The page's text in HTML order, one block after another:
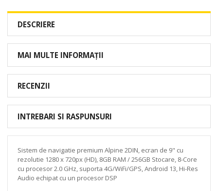
DESCRIERE
MAI MULTE INFORMAȚII
RECENZII
INTREBARI SI RASPUNSURI
Sistem de navigatie premium Alpine 2DIN, ecran de 9" cu
rezolutie 1280 x 720px (HD), 8GB RAM / 256GB Stocare, 8-Core
cu procesor 2.0 GHz, suporta 4G/WiFi/GPS, Android 13, Hi-Res
Audio echipat cu un procesor DSP